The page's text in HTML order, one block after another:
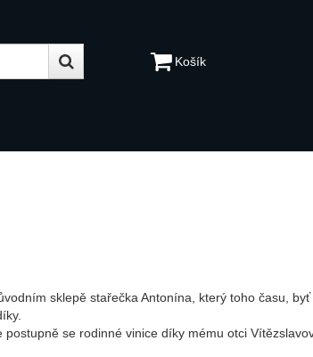
sklepě stařečka Antonína, který toho času,
se rodinné vinice díky mému otci
Košík